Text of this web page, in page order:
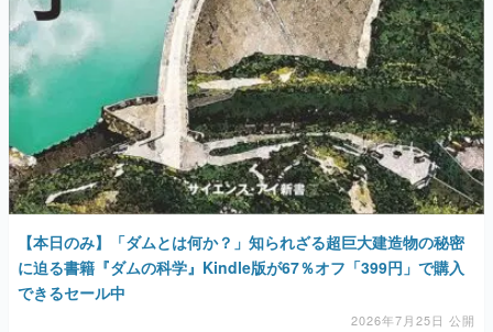
【本日のみ】「ダムとは何か？」知られざる超巨大建造物の秘密
に迫る書籍『ダムの科学』Kindle版が67％オフ「399円」で購入
できるセール中
2026年7月25日 公開